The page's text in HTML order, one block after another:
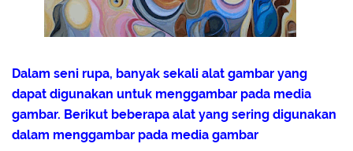
Dalam seni rupa, banyak sekali alat gambar yang
dapat digunakan untuk menggambar pada media
gambar. Berikut beberapa alat yang sering digunakan
dalam menggambar pada media gambar